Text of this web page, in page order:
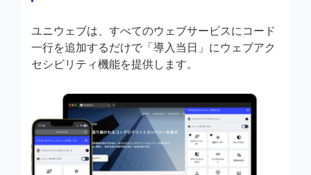
ユニウェブは、すべてのウェブサービスにコード
一行を追加するだけで「導入当日」にウェブアク
セシビリティ機能を提供します。